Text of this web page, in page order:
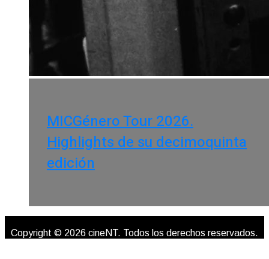
MICGénero Tour 2026.
Highlights de su decimoquinta
edición
Copyright © 2026 cineNT. Todos los derechos reservados.